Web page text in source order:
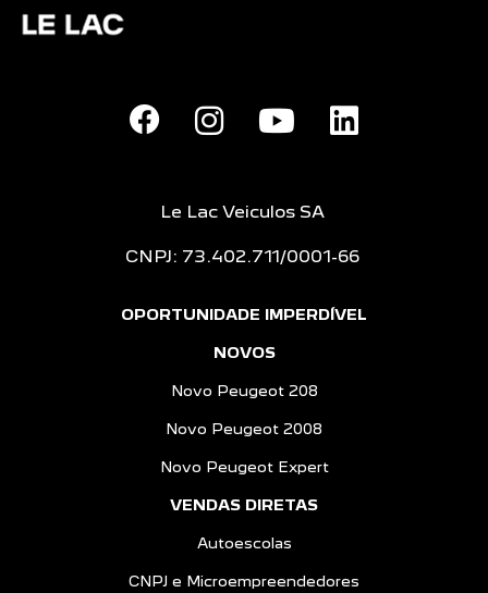
Le Lac Veiculos SA
CNPJ: 73.402.711/0001-66
OPORTUNIDADE IMPERDÍVEL
NOVOS
Novo Peugeot 208
Novo Peugeot 2008
Novo Peugeot Expert
VENDAS DIRETAS
Autoescolas
CNPJ e Microempreendedores